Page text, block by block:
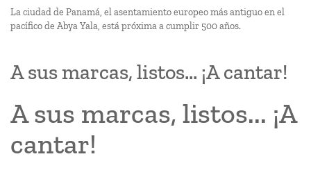
La ciudad de Panamá, el asentamiento europeo más antiguo en el
pacífico de Abya Yala, está próxima a cumplir 500 años.
A sus marcas, listos... ¡A cantar!
A sus marcas, listos... ¡A
cantar!